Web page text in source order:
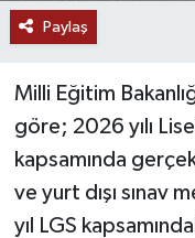
Paylaş
Milli Eğitim
göre; 2026 yılı
kapsamında
ve yurt dışı sınav
yıl LGS